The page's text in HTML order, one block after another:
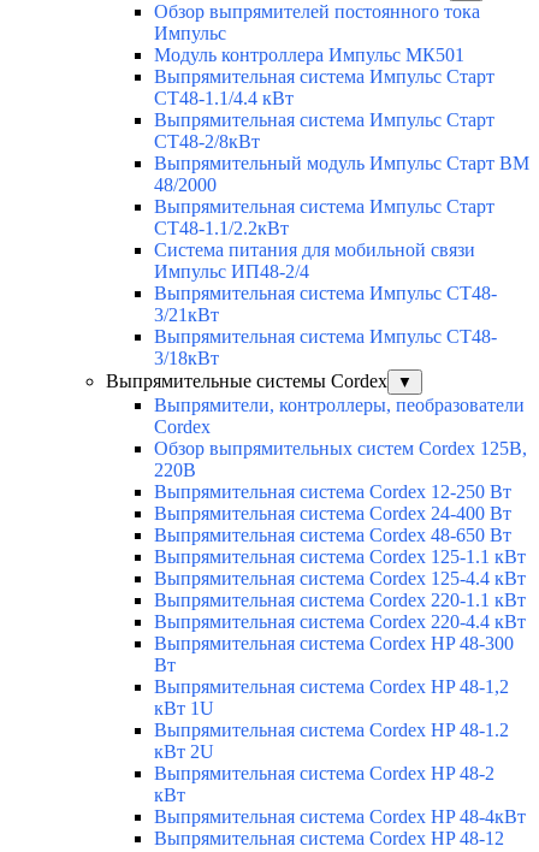
Обзор выпрямителей постоянного тока
Импульс
Модуль контроллера Импульс МК501
Выпрямительная система Импульс Старт
СТ48-1.1/4.4 кВт
Выпрямительная система Импульс Старт
СТ48-2/8кВт
Выпрямительный модуль Импульс Старт ВМ
48/2000
Выпрямительная система Импульс Старт
СТ48-1.1/2.2кВт
Система питания для мобильной связи
Импульс ИП48-2/4
Выпрямительная система Импульс СТ48-
3/21кВт
Выпрямительная система Импульс СТ48-
3/18кВт
Выпрямительные системы Cordex
▼
Выпрямители, контроллеры, пеобразователи
Cordex
Обзор выпрямительных систем Cordex 125В,
220В
Выпрямительная система Cordex 12-250 Вт
Выпрямительная система Cordex 24-400 Вт
Выпрямительная система Cordex 48-650 Вт
Выпрямительная система Cordex 125-1.1 кВт
Выпрямительная система Cordex 125-4.4 кВт
Выпрямительная система Cordex 220-1.1 кВт
Выпрямительная система Cordex 220-4.4 кВт
Выпрямительная система Cordex HP 48-300
Вт
Выпрямительная система Cordex HP 48-1,2
кВт 1U
Выпрямительная система Cordex HP 48-1.2
кВт 2U
Выпрямительная система Cordex HP 48-2
кВт
Выпрямительная система Cordex HP 48-4кВт
Выпрямительная система Cordex HP 48-12